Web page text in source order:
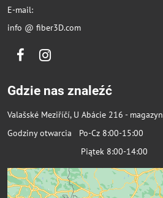
E-mail:
info @ fiber3D.com
FacebookInstagram
Gdzie nas znaleźć
Valašské Meziříčí, U Abácie 216 -
Godziny otwarcia Po-Cz 8:00-15:00
Piątek 8:00-14:00